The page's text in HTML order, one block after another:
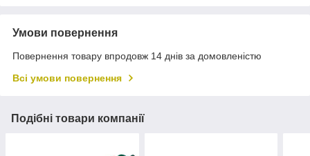
Умови повернення
Повернення товару впродовж 14 днів за домовленістю
Всі умови повернення
Подібні товари компанії